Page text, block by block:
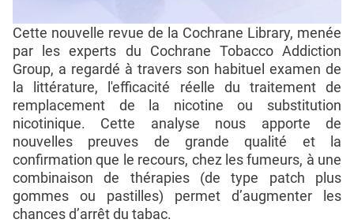
Cette nouvelle revue de la Cochrane Library, menée
par les experts du Cochrane Tobacco Addiction
Group, a regardé à travers son habituel examen de
la littérature, l'efficacité réelle du traitement de
remplacement de la nicotine ou substitution
nicotinique. Cette analyse nous apporte de
nouvelles preuves de grande qualité et la
confirmation que le recours, chez les fumeurs, à une
combinaison de thérapies (de type patch plus
gommes ou pastilles) permet d’augmenter les
chances d’arrêt du tabac.